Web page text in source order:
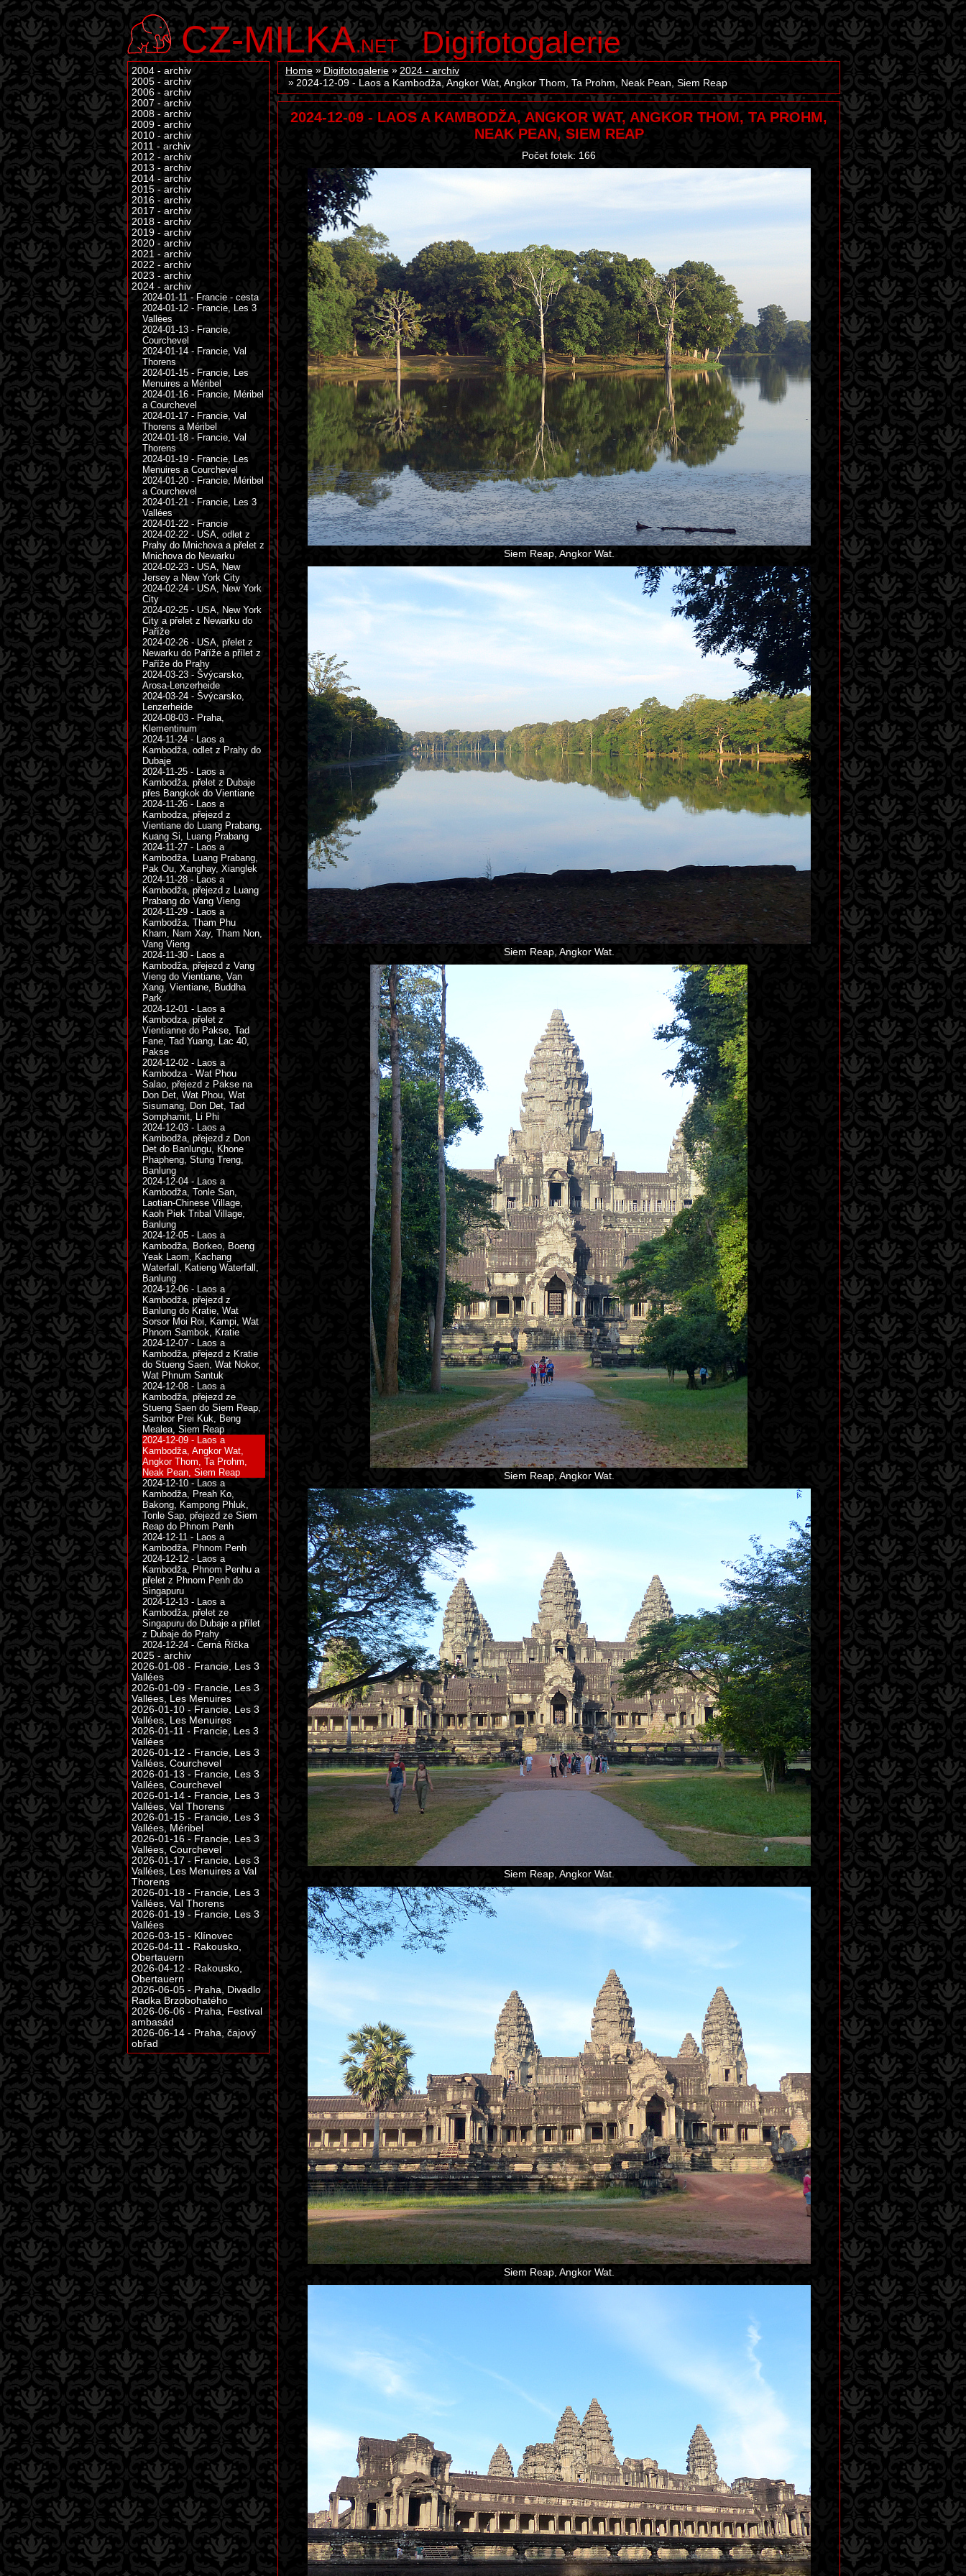
CZ-MILKA.NET Digifotogalerie
Home Digifotogalerie
2024 - archiv
2024-12-09 - Laos a Kambodža, Angkor Wat, Angkor Thom, Ta Prohm, Neak Pean, Siem Reap
2024-12-09 - LAOS A KAMBODŽA, ANGKOR WAT, ANGKOR THOM, TA PROHM,
NEAK PEAN, SIEM REAP
Počet fotek: 166
Siem Reap, Angkor Wat.
Siem Reap, Angkor Wat.
Siem Reap, Angkor Wat.
Siem Reap, Angkor Wat.
Siem Reap, Angkor Wat.
2004 - archiv
2005 - archiv
2006 - archiv
2007 - archiv
2008 - archiv
2009 - archiv
2010 - archiv
2011 - archiv
2012 - archiv
2013 - archiv
2014 - archiv
2015 - archiv
2016 - archiv
2017 - archiv
2018 - archiv
2019 - archiv
2020 - archiv
2021 - archiv
2022 - archiv
2023 - archiv
2024 - archiv
2024-01-11 - Francie - cesta
2024-01-12 - Francie, Les 3
Vallées
2024-01-13 - Francie,
Courchevel
2024-01-14 - Francie, Val
Thorens
2024-01-15 - Francie, Les
Menuires a Méribel
2024-01-16 - Francie, Méribel
a Courchevel
2024-01-17 - Francie, Val
Thorens a Méribel
2024-01-18 - Francie, Val
Thorens
2024-01-19 - Francie, Les
Menuires a Courchevel
2024-01-20 - Francie, Méribel
a Courchevel
2024-01-21 - Francie, Les 3
Vallées
2024-01-22 - Francie
2024-02-22 - USA, odlet z
Prahy do Mnichova a přelet z
Mnichova do Newarku
2024-02-23 - USA, New
Jersey a New York City
2024-02-24 - USA, New York
City
2024-02-25 - USA, New York
City a přelet z Newarku do
Paříže
2024-02-26 - USA, přelet z
Newarku do Paříže a přílet z
Paříže do Prahy
2024-03-23 - Švýcarsko,
Arosa-Lenzerheide
2024-03-24 - Švýcarsko,
Lenzerheide
2024-08-03 - Praha,
Klementinum
2024-11-24 - Laos a
Kambodža, odlet z Prahy do
Dubaje
2024-11-25 - Laos a
Kambodža, přelet z Dubaje
přes Bangkok do Vientiane
2024-11-26 - Laos a
Kambodza, přejezd z
Vientiane do Luang Prabang,
Kuang Si, Luang Prabang
2024-11-27 - Laos a
Kambodža, Luang Prabang,
Pak Ou, Xanghay, Xianglek
2024-11-28 - Laos a
Kambodža, přejezd z Luang
Prabang do Vang Vieng
2024-11-29 - Laos a
Kambodža, Tham Phu
Kham, Nam Xay, Tham Non,
Vang Vieng
2024-11-30 - Laos a
Kambodža, přejezd z Vang
Vieng do Vientiane, Van
Xang, Vientiane, Buddha
Park
2024-12-01 - Laos a
Kambodza, přelet z
Vientianne do Pakse, Tad
Fane, Tad Yuang, Lac 40,
Pakse
2024-12-02 - Laos a
Kambodza - Wat Phou
Salao, přejezd z Pakse na
Don Det, Wat Phou, Wat
Sisumang, Don Det, Tad
Somphamit, Li Phi
2024-12-03 - Laos a
Kambodža, přejezd z Don
Det do Banlungu, Khone
Phapheng, Stung Treng,
Banlung
2024-12-04 - Laos a
Kambodža, Tonle San,
Laotian-Chinese Village,
Kaoh Piek Tribal Village,
Banlung
2024-12-05 - Laos a
Kambodža, Borkeo, Boeng
Yeak Laom, Kachang
Waterfall, Katieng Waterfall,
Banlung
2024-12-06 - Laos a
Kambodža, přejezd z
Banlung do Kratie, Wat
Sorsor Moi Roi, Kampi, Wat
Phnom Sambok, Kratie
2024-12-07 - Laos a
Kambodža, přejezd z Kratie
do Stueng Saen, Wat Nokor,
Wat Phnum Santuk
2024-12-08 - Laos a
Kambodža, přejezd ze
Stueng Saen do Siem Reap,
Sambor Prei Kuk, Beng
Mealea, Siem Reap
2024-12-09 - Laos a
Kambodža, Angkor Wat,
Angkor Thom, Ta Prohm,
Neak Pean, Siem Reap
2024-12-10 - Laos a
Kambodža, Preah Ko,
Bakong, Kampong Phluk,
Tonle Sap, přejezd ze Siem
Reap do Phnom Penh
2024-12-11 - Laos a
Kambodža, Phnom Penh
2024-12-12 - Laos a
Kambodža, Phnom Penhu a
přelet z Phnom Penh do
Singapuru
2024-12-13 - Laos a
Kambodža, přelet ze
Singapuru do Dubaje a přílet
z Dubaje do Prahy
2024-12-24 - Černá Říčka
2025 - archiv
2026-01-08 - Francie, Les 3
Vallées
2026-01-09 - Francie, Les 3
Vallées, Les Menuires
2026-01-10 - Francie, Les 3
Vallées, Les Menuires
2026-01-11 - Francie, Les 3
Vallées
2026-01-12 - Francie, Les 3
Vallées, Courchevel
2026-01-13 - Francie, Les 3
Vallées, Courchevel
2026-01-14 - Francie, Les 3
Vallées, Val Thorens
2026-01-15 - Francie, Les 3
Vallées, Méribel
2026-01-16 - Francie, Les 3
Vallées, Courchevel
2026-01-17 - Francie, Les 3
Vallées, Les Menuires a Val
Thorens
2026-01-18 - Francie, Les 3
Vallées, Val Thorens
2026-01-19 - Francie, Les 3
Vallées
2026-03-15 - Klínovec
2026-04-11 - Rakousko,
Obertauern
2026-04-12 - Rakousko,
Obertauern
2026-06-05 - Praha, Divadlo
Radka Brzobohatého
2026-06-06 - Praha, Festival
ambasád
2026-06-14 - Praha, čajový
obřad